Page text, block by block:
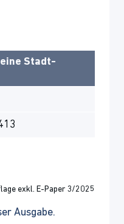
Stadt-
exkl. E-Paper 3/2025
Ausgabe.